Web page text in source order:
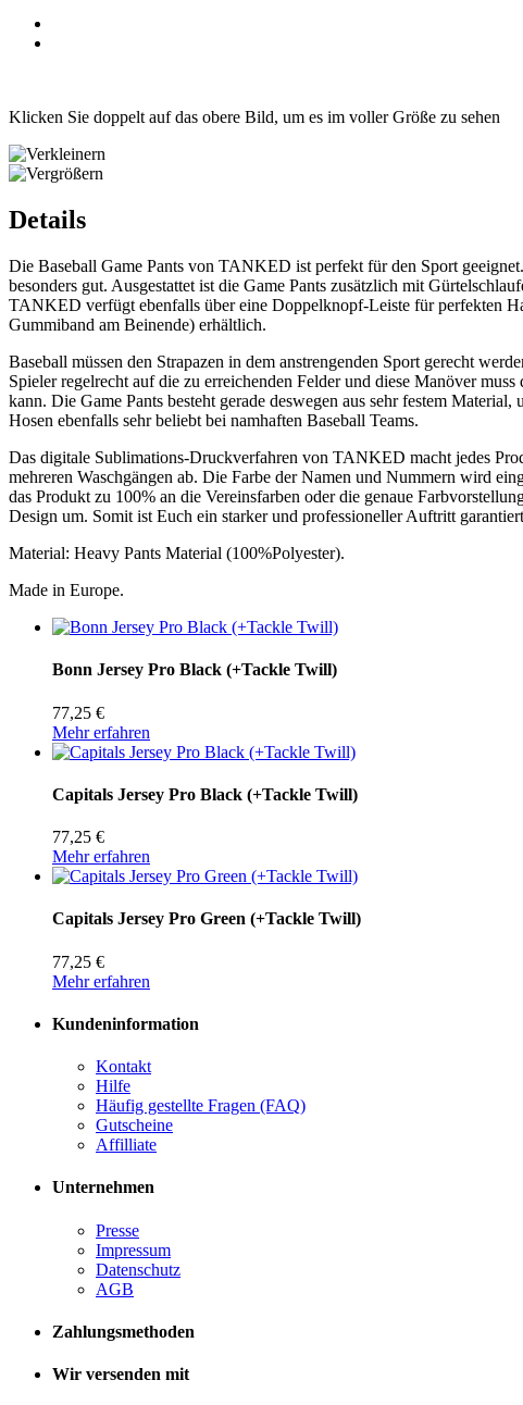
Klicken Sie doppelt auf das obere Bild, um es im voller Größe zu sehen
Details
Die Baseball Game Pants von TANKED ist perfekt für den Sport
besonders gut. Ausgestattet ist die Game Pants zusätzlich mit
TANKED verfügt ebenfalls über eine Doppelknopf-Leiste für perfekten
Gummiband am Beinende) erhältlich.
Baseball müssen den Strapazen in dem anstrengenden Sport gerecht
Spieler regelrecht auf die zu erreichenden Felder und diese Manöver
kann. Die Game Pants besteht gerade deswegen aus sehr festem
Hosen ebenfalls sehr beliebt bei namhaften Baseball Teams.
Das digitale Sublimations-Druckverfahren von TANKED macht jedes
mehreren Waschgängen ab. Die Farbe der Namen und Nummern wird
das Produkt zu 100% an die Vereinsfarben oder die genaue
Design um. Somit ist Euch ein starker und professioneller Auftritt
Material: Heavy Pants Material (100%Polyester).
Made in Europe.
Bonn Jersey Pro Black (+Tackle Twill)
77,25 €
Mehr erfahren
Capitals Jersey Pro Black (+Tackle Twill)
77,25 €
Mehr erfahren
Capitals Jersey Pro Green (+Tackle Twill)
77,25 €
Mehr erfahren
Kundeninformation
Kontakt
Hilfe
Häufig gestellte Fragen (FAQ)
Gutscheine
Affilliate
Unternehmen
Presse
Impressum
Datenschutz
AGB
Zahlungsmethoden
Wir versenden mit